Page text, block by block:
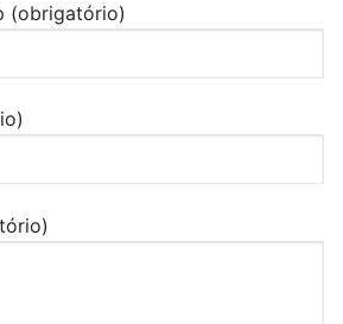
(obrigatório)